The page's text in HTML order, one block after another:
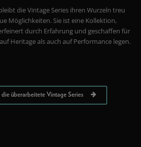
die Vintage Series ihren Wurzeln treu
Möglichkeiten. Sie ist eine Kollektion,
durch Erfahrung und geschaffen für
Heritage als auch auf Performance legen.
die überarbeitete Vintage Series